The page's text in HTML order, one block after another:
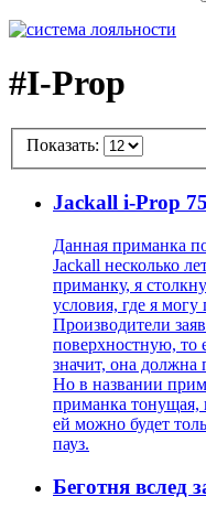
#I-Prop
Показать:
Jackall i-Prop
Данная приманка
Jackall несколько
приманку, я
условия, где я
Производители
поверхностную, то
значит, она должна
Но в названии
приманка тонущая,
ей можно будет
пауз.
Беготня вслед